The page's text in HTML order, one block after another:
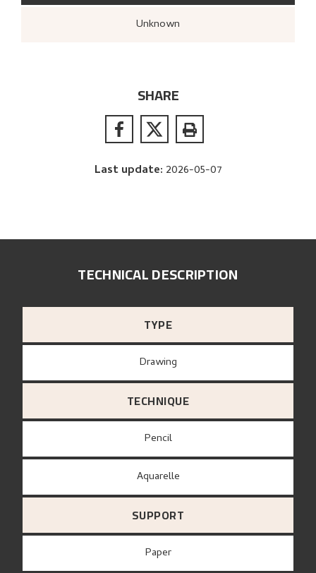
Unknown
SHARE
Last update: 2026-05-07
TECHNICAL DESCRIPTION
TYPE
Drawing
TECHNIQUE
Pencil
Aquarelle
SUPPORT
paper